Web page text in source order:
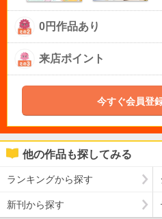
0円作品あり
来店ポイント
今すぐ会員登
他の作品も探してみる
ランキングから探す
新刊から探す